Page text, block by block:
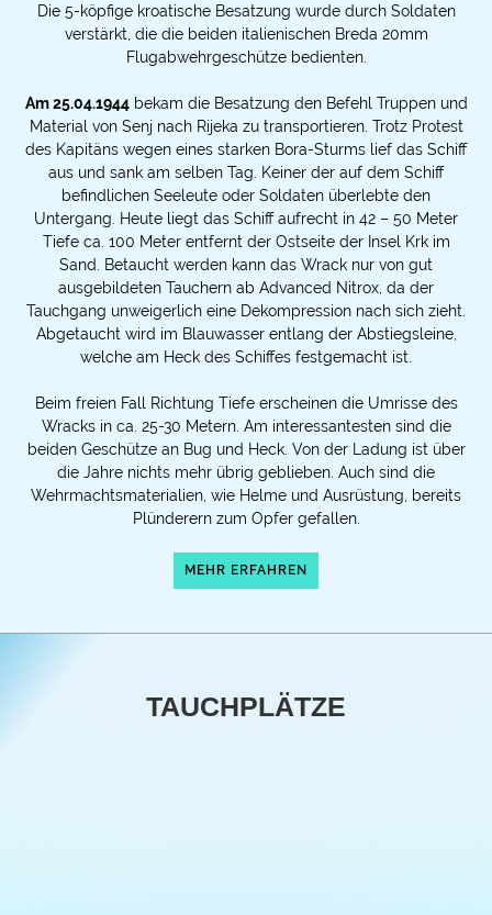
Die 5-köpfige kroatische Besatzung wurde durch Soldaten
verstärkt, die die beiden italienischen Breda 20mm
Flugabwehrgeschütze bedienten.
‍Am 25.04.1944bekam die Besatzung den Befehl Truppen und
Material von Senj nach Rijeka zu transportieren. Trotz Protest
des Kapitäns wegen eines starken Bora-Sturms lief das Schiff
aus und sank am selben Tag. Keiner der auf dem Schiff
befindlichen Seeleute oder Soldaten überlebte den
Untergang. Heute liegt das Schiff aufrecht in 42 – 50 Meter
Tiefe ca. 100 Meter entfernt der Ostseite der Insel Krk im
Sand. Betaucht werden kann das Wrack nur von gut
ausgebildeten Tauchern ab Advanced Nitrox, da der
Tauchgang unweigerlich eine Dekompression nach sich zieht.
Abgetaucht wird im Blauwasser entlang der Abstiegsleine,
welche am Heck des Schiffes festgemacht ist.
Beim freien Fall Richtung Tiefe erscheinen die Umrisse des
Wracks in ca. 25-30 Metern. Am interessantesten sind die
beiden Geschütze an Bug und Heck. Von der Ladung ist über
die Jahre nichts mehr übrig geblieben. Auch sind die
Wehrmachtsmaterialien, wie Helme und Ausrüstung, bereits
Plünderern zum Opfer gefallen.
MEHR ERFAHREN
TAUCHPLÄTZE